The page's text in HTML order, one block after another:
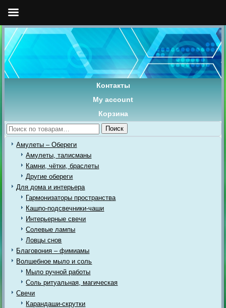
Контакты
My account
Корзина
Искать:
Поиск
Амулеты – Обереги
Амулеты, талисманы
Камни, чётки, браслеты
Другие обереги
Для дома и интерьера
Гармонизаторы пространства
Кашпо-подсвечники-чаши
Интерьерные свечи
Солевые лампы
Ловцы снов
Благовония – фимиамы
Волшебное мыло и соль
Мыло ручной работы
Соль ритуальная, магическая
Свечи
Карандаши-скрутки